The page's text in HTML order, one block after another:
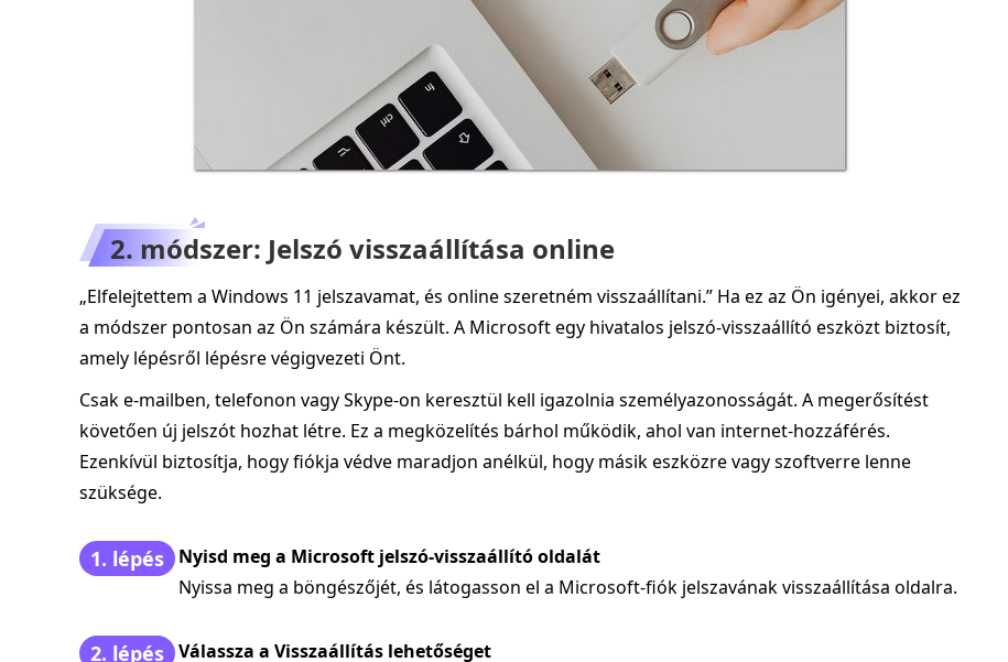
2. módszer: Jelszó visszaállítása online
„Elfelejtettem a Windows 11 jelszavamat, és online szeretném visszaállítani.” Ha ez az Ön igényei, akkor ez
a módszer pontosan az Ön számára készült. A Microsoft egy hivatalos jelszó-visszaállító eszközt biztosít,
amely lépésről lépésre végigvezeti Önt.
Csak e-mailben, telefonon vagy Skype-on keresztül kell igazolnia személyazonosságát. A megerősítést
követően új jelszót hozhat létre. Ez a megközelítés bárhol működik, ahol van internet-hozzáférés.
Ezenkívül biztosítja, hogy fiókja védve maradjon anélkül, hogy másik eszközre vagy szoftverre lenne
szüksége.
1. lépés
Nyisd meg a Microsoft jelszó-visszaállító oldalát
Nyissa meg a böngészőjét, és látogasson el a Microsoft-fiók jelszavának visszaállítása oldalra.
2. lépés Válassza a Visszaállítás lehetőséget